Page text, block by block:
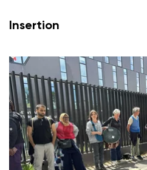
Insertion